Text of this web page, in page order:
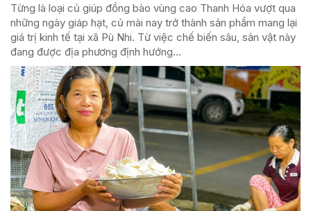
Từng là loại củ giúp đồng bào vùng cao Thanh Hóa vượt qua
những ngày giáp hạt, củ mài nay trở thành sản phẩm mang lại
giá trị kinh tế tại xã Pù Nhi. Từ việc chế biến sâu, sản vật này
đang được địa phương định hướng...